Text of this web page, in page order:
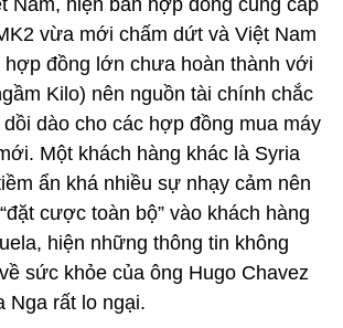
Nam, hiện bản hợp đồng cung cấp
vừa mới chấm dứt và Việt Nam
hợp đồng lớn chưa hoàn thành với
Kilo) nên nguồn tài chính chắc
dào cho các hợp đồng mua máy
Một khách hàng khác là Syria
ẩn khá nhiều sự nhạy cảm nên
cược toàn bộ” vào khách hàng
hiện những thông tin không
sức khỏe của ông Hugo Chavez
Nga rất lo ngại.